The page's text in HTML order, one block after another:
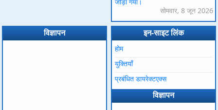
सोमवार, 8 जून 2026
विज्ञापन इन-साइट लिंक
होम
युक्तियाँ
प्रबंधित डायरेक्टएक्स
विज्ञापन